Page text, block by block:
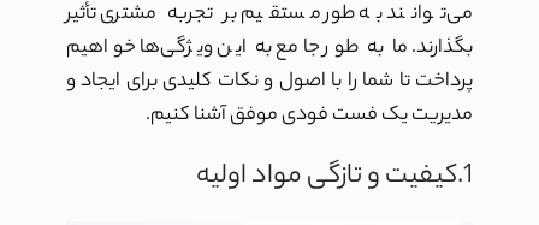
می‌توانند به طور مستقیم بر تجربه مشتری تأثیر
بگذارند. ما به طور جامع به این ویژگی‌ها خواهیم
پرداخت تا شما را با اصول و نکات کلیدی برای ایجاد و
مدیریت یک فست فودی موفق آشنا کنیم.
1.کیفیت و تازگی مواد اولیه